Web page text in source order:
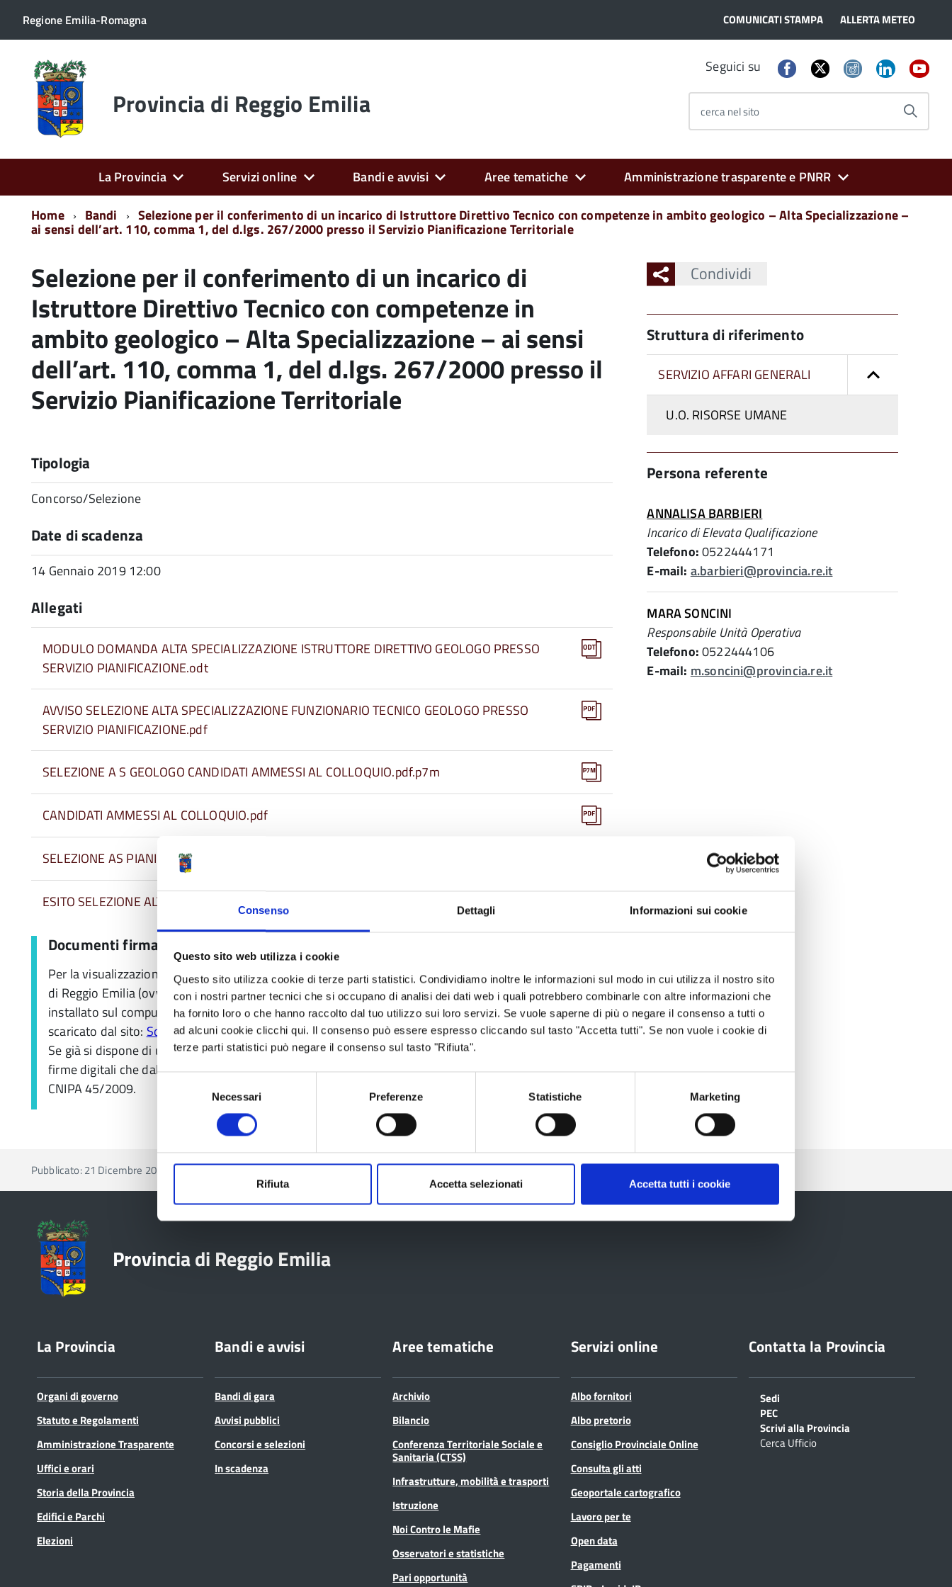
Consenso Dettagli Informazioni sui cookie
Questo sito web utilizza i cookie
Questo sito utilizza cookie di terze parti statistici. Condividiamo inoltre le informazioni sul modo in cui utilizza il nostro sito
con i nostri partner tecnici che si occupano di analisi dei dati web i quali potrebbero combinarle con altre informazioni che
ha fornito loro o che hanno raccolto dal tuo utilizzo sui loro servizi. Se vuole saperne di più o negare il consenso a tutti o
ad alcuni cookie clicchi qui. Il consenso può essere espresso cliccando sul tasto "Accetta tutti". Se non vuole i cookie di
terze parti statistici può negare il consenso sul tasto "Rifiuta".
Necessari Preferenze Statistiche Marketing
Rifiuta Accetta selezionati Accetta tutti i cookie
Regione Emilia-Romagna COMUNICATI STAMPA ALLERTA METEO
Torna
alla
home
page Provincia di Reggio Emilia
Seguici su
cerca nel sito
La Provincia Servizi online Bandi e avvisi Aree tematiche
Amministrazione trasparente e PNRR
Home
Bandi Selezione per il conferimento di un incarico di Istruttore Direttivo Tecnico con competenze in ambito geologico – Alta Specializzazione –
ai sensi dell’art. 110, comma 1, del d.lgs. 267/2000 presso il Servizio Pianificazione Territoriale
Selezione per il conferimento di un incarico di
Istruttore Direttivo Tecnico con competenze in
ambito geologico – Alta Specializzazione – ai sensi
dell’art. 110, comma 1, del d.lgs. 267/2000 presso il
Servizio Pianificazione Territoriale
Tipologia
Concorso/Selezione
Date di scadenza
14 Gennaio 2019 12:00
Allegati
MODULO DOMANDA ALTA SPECIALIZZAZIONE ISTRUTTORE DIRETTIVO GEOLOGO PRESSO
SERVIZIO PIANIFICAZIONE.odt
AVVISO SELEZIONE ALTA SPECIALIZZAZIONE FUNZIONARIO TECNICO GEOLOGO PRESSO
SERVIZIO PIANIFICAZIONE.pdf
SELEZIONE A S GEOLOGO CANDIDATI AMMESSI AL COLLOQUIO.pdf.p7m
CANDIDATI AMMESSI AL COLLOQUIO.pdf
SELEZIONE AS PIANIFICAZIONE CANDIDATI DA SOTTOPORRE AL PRESIDENTE.pdf
ESITO SELEZIONE ALTA SPECIALIZZAZZIONE SERVIZIO PIANIFICAZIONE.pdf
Documenti firmati digitalmente
Per la visualizzazione in chiaro dei documenti firmati digitalmente dalla Provincia
di Reggio Emilia (ovvero resi disponibili in formato .p7m), è necessario avere
installato sul computer un apposito programma di lettura che può essere
scaricato dal sito: Software di verifica della firma digitale.
Se già si dispone di un programma di lettura, verificare che sia compatibile con le
firme digitali che dal 1 luglio 2011 devono essere conformi alla deliberazione
CNIPA 45/2009.
Condividi
Struttura di riferimento
SERVIZIO AFFARI GENERALI
U.O. RISORSE UMANE
Persona referente
ANNALISA BARBIERI
Incarico di Elevata Qualificazione
Telefono:0522444171
E-mail: a.barbieri@provincia.re.it
MARA SONCINI
Responsabile Unità Operativa
Telefono:0522444106
E-mail: m.soncini@provincia.re.it
Pubblicato: 21 Dicembre 2018 — Ultima modifica: 28 Luglio 2020
Provincia di Reggio Emilia
La Provincia
Organi di governo
Statuto e Regolamenti
Amministrazione Trasparente
Uffici e orari
Storia della Provincia
Edifici e Parchi
Elezioni
Bandi e avvisi
Bandi di gara
Avvisi pubblici
Concorsi e selezioni
In scadenza
Aree tematiche
Archivio
Bilancio
Conferenza Territoriale Sociale e
Sanitaria (CTSS)
Infrastrutture, mobilità e trasporti
Istruzione
Noi Contro le Mafie
Osservatori e statistiche
Pari opportunità
Servizi online
Albo fornitori
Albo pretorio
Consiglio Provinciale Online
Consulta gli atti
Geoportale cartografico
Lavoro per te
Open data
Pagamenti
Contatta la Provincia
Sedi
PEC
Scrivi alla Provincia
Cerca Ufficio